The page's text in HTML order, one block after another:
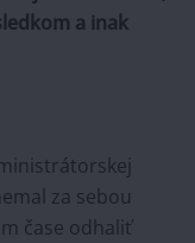
a inak
za sebou
čase odhaliť